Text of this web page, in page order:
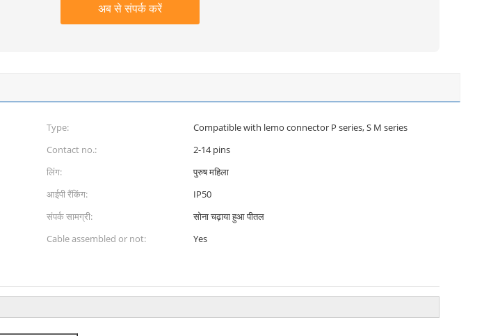
अब से संपर्क करें
Type:
Compatible with lemo connector P series, S M series
Contact no.:
2-14 pins
लिंग:
पुरुष महिला
आईपी ​​रैंकिंग:
IP50
संपर्क सामग्री:
सोना चढ़ाया हुआ पीतल
Cable assembled or not:
Yes